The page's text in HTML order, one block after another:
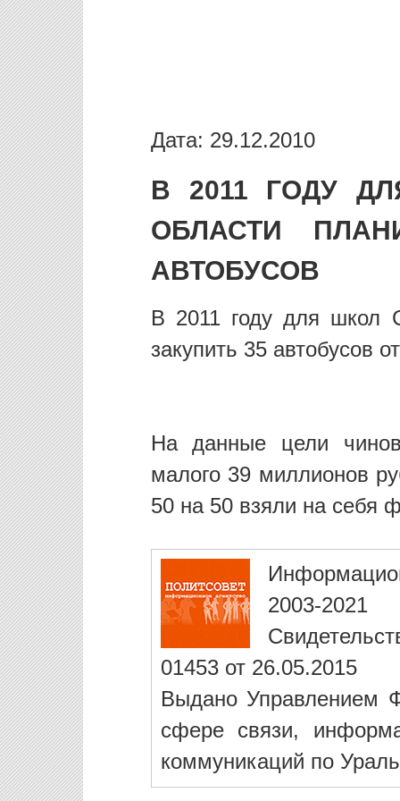
Дата: 29.12.2010
В 2011 ГОДУ
ОБЛАСТИ
АВТОБУСОВ
В 2011 году для школ
закупить 35 автобусов
На данные цели
малого 39 миллионов
50 на 50 взяли на себя
2003-2021
01453 от 26.05.2015
Выдано Управлением
сфере связи,
коммуникаций по